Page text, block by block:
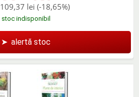
109,37 lei (-18,65%)
stoc indisponibil
➤ alertă stoc